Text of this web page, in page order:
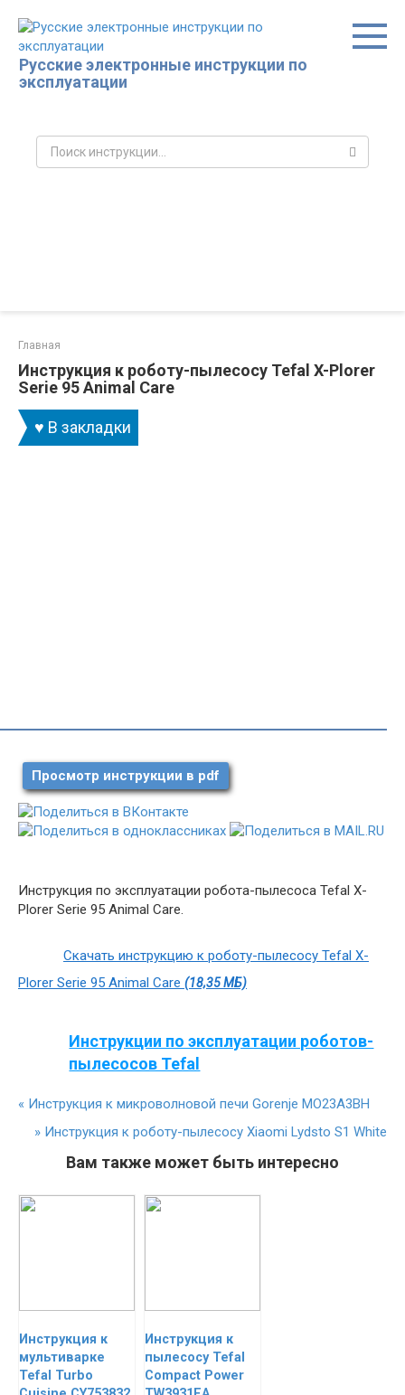
контенту
Русские электронные инструкции по
эксплуатации
Поиск:
Главная
Инструкция к роботу-пылесосу Tefal X-Plorer
Serie 95 Animal Care
♥ В закладки
Просмотр инструкции в pdf
Инструкция по эксплуатации робота-пылесоса Tefal X-
Plorer Serie 95 Animal Care.
Скачать инструкцию к роботу-пылесосу Tefal X-
Plorer Serie 95 Animal Care (18,35 МБ)
Инструкции по эксплуатации роботов-
пылесосов Tefal
« Инструкция к микроволновой печи Gorenje MO23A3BH
» Инструкция к роботу-пылесосу Xiaomi Lydsto S1 White
Вам также может быть интересно
Инструкция к
мультиварке
Tefal Turbo
Инструкция к
пылесосу Tefal
Сompact Power